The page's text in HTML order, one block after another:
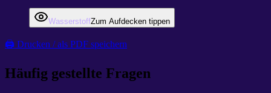
WasserstoffZum Aufdecken tippen
🖨 Drucken / als PDF speichern
Häufig gestellte Fragen